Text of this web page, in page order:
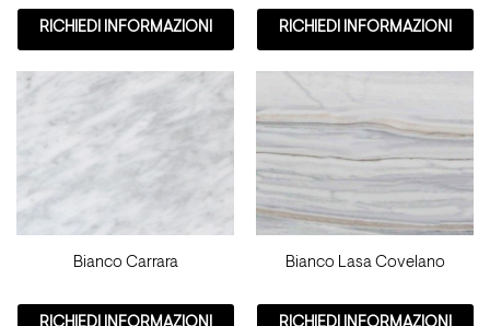
RICHIEDI INFORMAZIONI RICHIEDI INFORMAZIONI
Bianco Carrara Bianco Lasa Covelano